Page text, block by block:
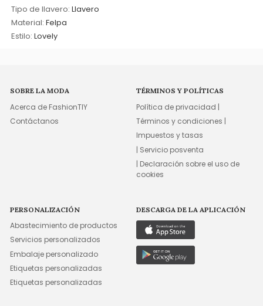
Tipo de llavero: Llavero
Material: Felpa
Estilo: Lovely
SOBRE LA MODA
Acerca de FashionTIY
Contáctanos
TÉRMINOS Y POLÍTICAS
Política de privacidad |
Términos y condiciones |
Impuestos y tasas
| Servicio posventa
| Declaración sobre el uso de
cookies
PERSONALIZACIÓN
Abastecimiento de productos
Servicios personalizados
Embalaje personalizado
Etiquetas personalizadas
Etiquetas personalizadas
DESCARGA DE LA APLICACIÓN